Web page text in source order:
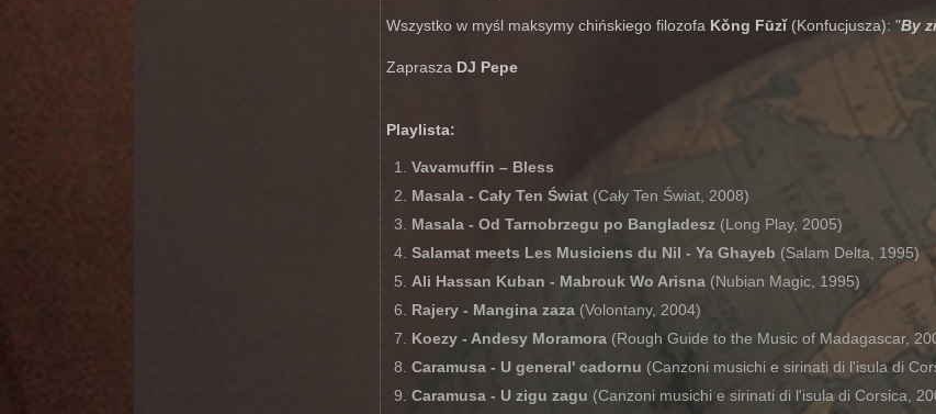
Wszystko w myśl maksymy chińskiego filozofa Kǒng Fūzǐ(Konfucjusza): "By
Zaprasza DJ Pepe
Playlista:
Vavamuffin – Bless
Masala - Cały Ten Świat (Cały Ten Świat, 2008)
Masala - Od Tarnobrzegu po Bangladesz (Long Play, 2005)
Salamat meets Les Musiciens du Nil - Ya Ghayeb (Salam Delta, 1995)
Ali Hassan Kuban - Mabrouk Wo Arisna (Nubian Magic, 1995)
Rajery - Mangina zaza (Volontany, 2004)
Koezy - Andesy Moramora (Rough Guide to the Music of Madagascar,
Caramusa - U general' cadornu (Canzoni musichi e sirinati di l'isula di
Caramusa - U zigu zagu (Canzoni musichi e sirinati di l'isula di Corsica,